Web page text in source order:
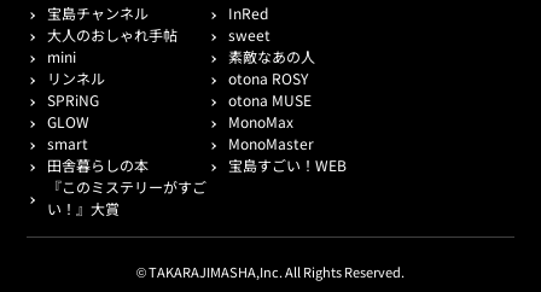
宝島チャンネル
InRed
大人のおしゃれ手帖
sweet
mini
素敵なあの人
リンネル
otona ROSY
SPRiNG
otona MUSE
GLOW
MonoMax
smart
MonoMaster
田舎暮らしの本
宝島すごい！WEB
『このミステリーがすご
い！』大賞
© TAKARAJIMASHA,Inc. All Rights Reserved.